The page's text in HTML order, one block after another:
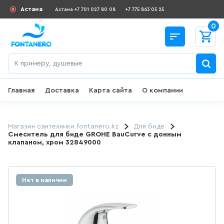
Астана Астана +7 701 027 80 08 +7 775 863 05 25
СКИДКИ И АКЦИИ
182 товаров
0
Главная Доставка Карта сайта О компании
Магазин сантехники fontanero.kz
Для биде
Смеситель для биде GROHE BauCurve с донным
клапаном, хром 32849000
Нет в наличии